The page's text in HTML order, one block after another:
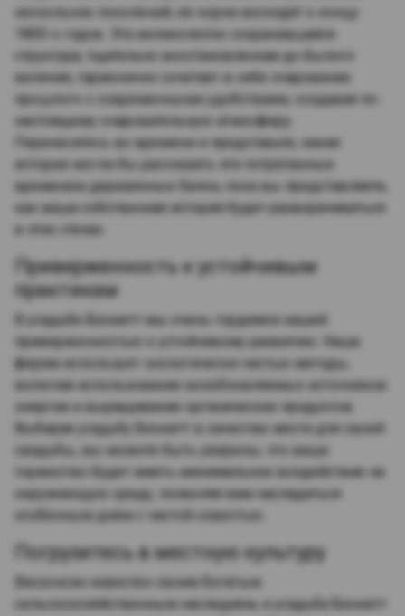
нескольких поколений, её корни восходят к концу
1800-х годов. Эта великолепно сохранившаяся
структура, тщательно восстановленная до былого
величия, гармонично сочетает в себе очарование
прошлого с современными удобствами, создавая по-
настоящему очаровательную атмосферу.
Перенеситесь во времени и представьте, какие
истории могли бы рассказать эти потрёпанные
временем деревянные балки, пока вы представляете,
как ваша собственная история будет разворачиваться
в этих стенах.
Приверженность к устойчивым
практикам
В усадьбе Беннетт мы очень гордимся нашей
приверженностью к устойчивому развитию. Наша
ферма использует экологически чистые методы,
включая использование возобновляемых источников
энергии и выращивание органических продуктов.
Выбирая усадьбу Беннетт в качестве места для своей
свадьбы, вы можете быть уверены, что ваше
торжество будет иметь минимальное воздействие на
окружающую среду, позволяя вам насладиться
особенным днём с чистой совестью.
Погрузитесь в местную культуру
Висконсин известен своим богатым
сельскохозяйственным наследием, и усадьба Беннетт